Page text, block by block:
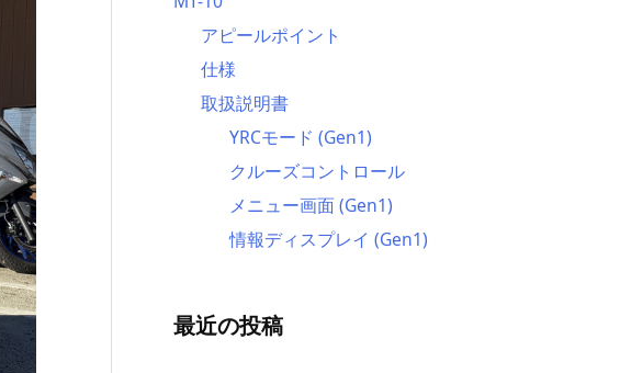
アピールポイント
仕様
取扱説明書
YRCモード (Gen1)
クルーズコントロール
メニュー画面 (Gen1)
情報ディスプレイ (Gen1)
最近の投稿